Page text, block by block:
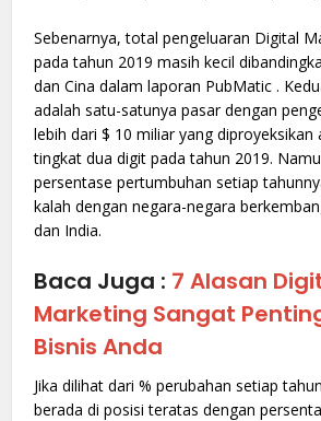
Sebenarnya, total pengeluaran Digital
pada tahun 2019 masih kecil
dan Cina dalam laporan PubMatic .
adalah satu-satunya pasar dengan
lebih dari $ 10 miliar yang diproyeksikan
tingkat dua digit pada tahun 2019.
persentase pertumbuhan setiap
kalah dengan negara-negara
dan India.
Baca Juga : 7 Alasan
Marketing Sangat
Bisnis Anda
Jika dilihat dari % perubahan setiap
berada di posisi teratas dengan